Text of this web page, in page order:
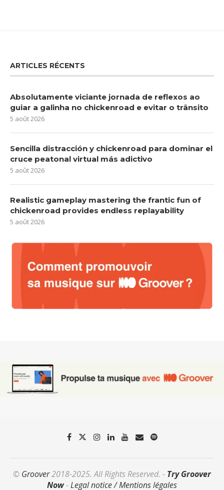
ARTICLES RÉCENTS
Absolutamente viciante jornada de reflexos ao
guiar a galinha no chickenroad e evitar o trânsito
5 août 2026
Sencilla distracción y chickenroad para dominar el
cruce peatonal virtual más adictivo
5 août 2026
Realistic gameplay mastering the frantic fun of
chickenroad provides endless replayability
5 août 2026
© Groover2018-2025. All Rights Reserved. - Try Groover
Now-Legal notice / Mentions légales